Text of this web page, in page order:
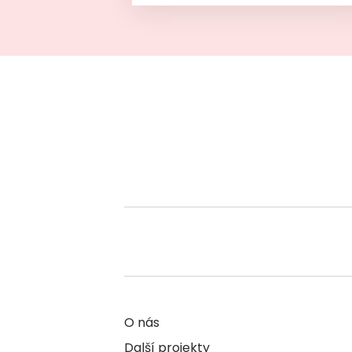
O nás
Další projekty